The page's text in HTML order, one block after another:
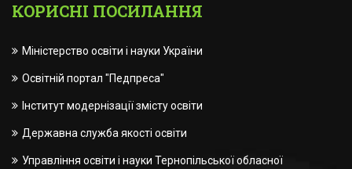
КОРИСНІ ПОСИЛАННЯ
Міністерство освіти і науки України
Освітній портал "Педпреса"
Інститут модернізації змісту освіти
Державна служба якості освіти
Управління освіти і науки Тернопільської обласної